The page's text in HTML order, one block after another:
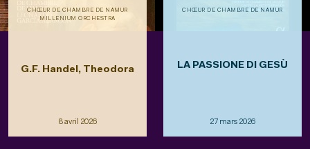
CHŒUR DE CHAMBRE DE NAMUR
MILLENIUM ORCHESTRA
G.F. Handel, Theodora
8 avril 2026
CHŒUR DE CHAMBRE DE NAMUR
LA PASSIONE DI GESÙ
27 mars 2026